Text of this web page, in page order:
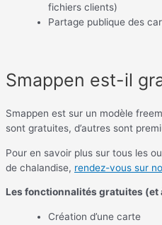
fichiers clients)
Partage publique des
Smappen est-il
Smappen est sur un modèle
sont gratuites, d’autres sont
Pour en savoir plus sur tous les
de chalandise, rendez-vous sur
Les fonctionnalités gratuites (et
Création d’une carte